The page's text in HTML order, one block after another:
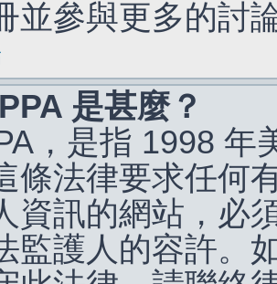
並參與更多的討
是甚麼？
，是指 1998 年
條法律要求任何
資訊的網站，必
監護人的容許。